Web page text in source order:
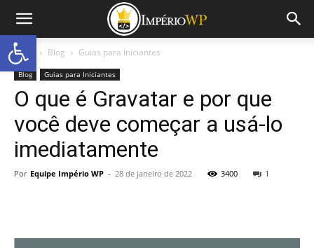
Início Blog Guias para Iniciantes
Blog Guias para Iniciantes
O que é Gravatar e por que
você deve começar a usá-lo
imediatamente
Por Equipe Império WP - 28 de janeiro de 2022 3400 1
Abrir a barra de ferramentas